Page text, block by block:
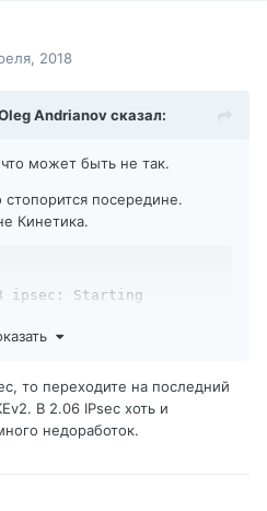
2018
Andrianovсказал:
может быть не так.
посередине.
Кинетика.
ipsec: Starting
00[DMN] Starting
00[CFG] loading
то переходите на последний
В 2.06 IPsec хоть и
недоработок.